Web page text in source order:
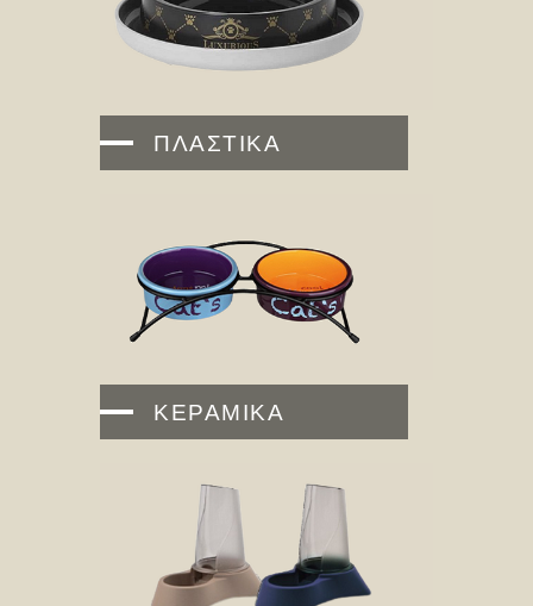
ΠΛΑΣΤΙΚΑ
ΚΕΡΑΜΙΚΑ